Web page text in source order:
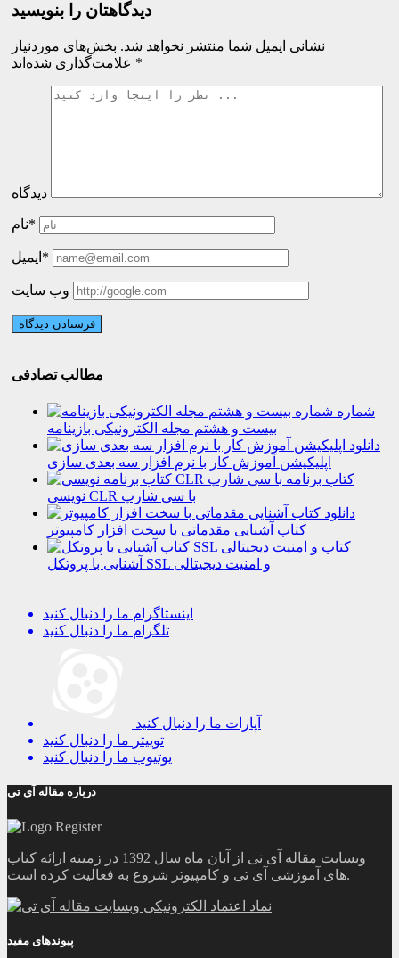
دیدگاهتان را بنویسید
نشانی ایمیل شما منتشر نخواهد شد. بخش‌های موردنیاز
*
دیدگاه
نام*
ایمیل*
وب سایت
مطالب تصادفی
شماره
بیست و هشتم مجله الکترونیکی بازینامه
دانلود
اپلیکیشن آموزش کار با نرم افزار سه بعدی سازی
کتاب برنامه
نویسی CLR با سی شارپ
دانلود
کتاب آشنایی مقدماتی با سخت افزار کامپیوتر
کتاب
آشنایی با پروتکل SSL و امنیت دیجیتالی
اینستاگرام ما را دنبال کنید
تلگرام ما را دنبال کنید
آپارات ما را دنبال کنید
توییتر ما را دنبال کنید
یوتیوب ما را دنبال کنید
درباره مقاله آی تی
وبسایت مقاله آی تی از آبان ماه سال 1392 در زمینه ارائه کتاب
های آموزشی آی تی و کامپیوتر شروع به فعالیت کرده است.
پیوندهای مفید